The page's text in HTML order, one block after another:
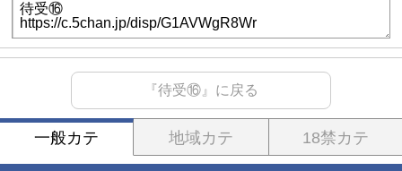
『待受⑯』に戻る
一般カテ 地域カテ 18禁カテ